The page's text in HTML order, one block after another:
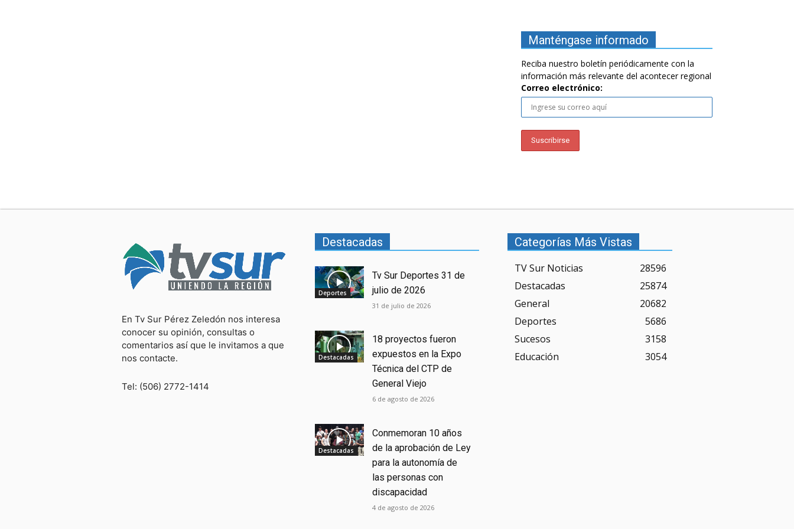
Manténgase informado
Reciba nuestro boletín periódicamente con la
información más relevante del acontecer regional
Correo electrónico:
En Tv Sur Pérez Zeledón nos interesa
conocer su opinión, consultas o
comentarios así que le invitamos a que
nos contacte.
Tel: (506) 2772-1414
Destacadas
Deportes
Tv Sur Deportes 31 de
julio de 2026
31 de julio de 2026
Destacadas
18 proyectos fueron
expuestos en la Expo
Técnica del CTP de
General Viejo
6 de agosto de 2026
Destacadas
Conmemoran 10 años
de la aprobación de Ley
para la autonomía de
las personas con
discapacidad
4 de agosto de 2026
Categorías Más Vistas
TV Sur Noticias
28596
Destacadas
25874
General
20682
Deportes
5686
Sucesos
3158
Educación
3054